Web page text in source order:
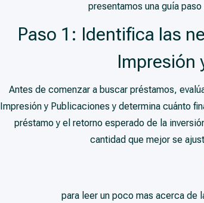
presentamos una guía
Paso 1: Identifica las
Impresión
Antes de comenzar a buscar préstamos,
Impresión y Publicaciones y determina cuánto
préstamo y el retorno esperado de la
cantidad que mejor se
para leer un poco mas acerca de